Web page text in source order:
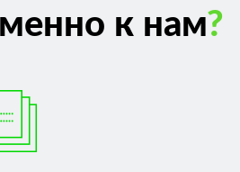
к нам?